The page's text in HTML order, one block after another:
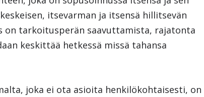
itsevarman ja itsensä hillitsevän
on tarkoitusperän saavuttamista, rajatonta
keskittää hetkessä missä tahansa
joka ei ota asioita henkilökohtaisesti, on